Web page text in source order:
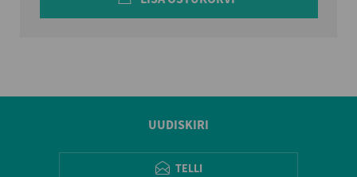
UUDISKIRI
TELLI